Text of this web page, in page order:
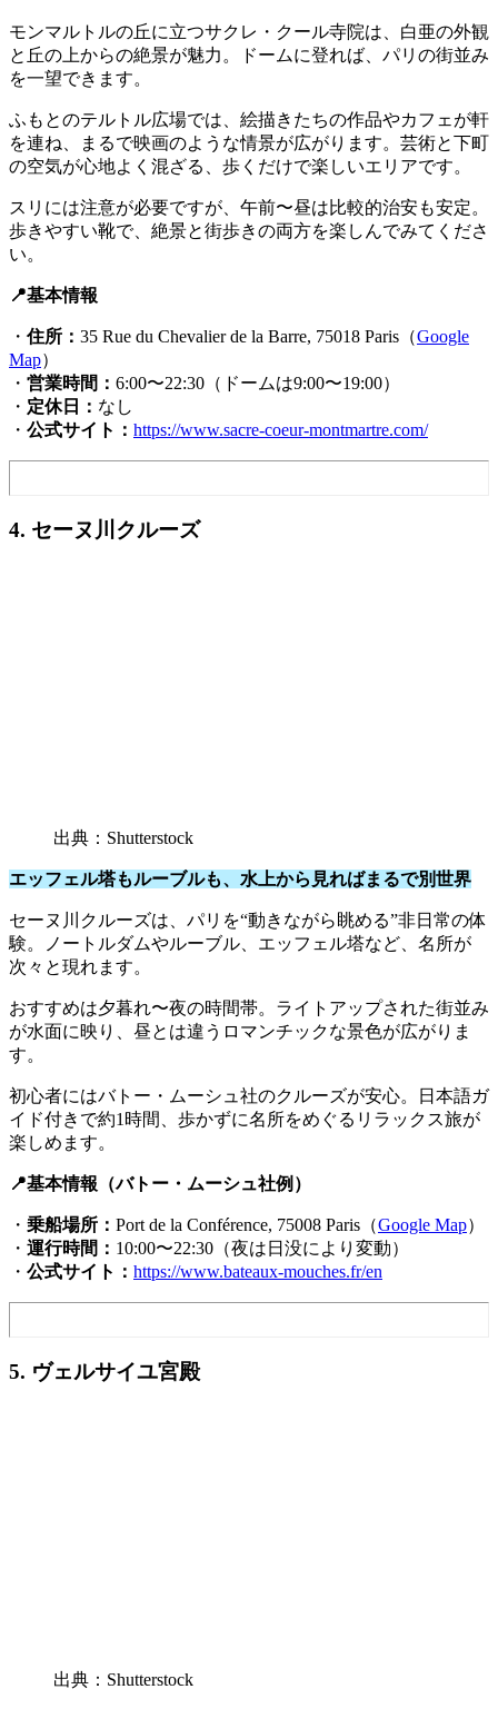
モンマルトルの丘に立つサクレ・クール寺院は、白亜の外観
と丘の上からの絶景が魅力。ドームに登れば、パリの街並み
を一望できます。
ふもとのテルトル広場では、絵描きたちの作品やカフェが軒
を連ね、まるで映画のような情景が広がります。芸術と下町
の空気が心地よく混ざる、歩くだけで楽しいエリアです。
スリには注意が必要ですが、午前〜昼は比較的治安も安定。
歩きやすい靴で、絶景と街歩きの両方を楽しんでみてくださ
い。
📍基本情報
・ 住所： 35 Rue du Chevalier de la Barre, 75018 Paris（Google
Map）
・ 営業時間： 6:00〜22:30（ドームは9:00〜19:00）
・ 定休日： なし
・ 公式サイト： https://www.sacre-coeur-montmartre.com/
4. セーヌ川クルーズ
出典：Shutterstock
エッフェル塔もルーブルも、水上から見ればまるで別世界
セーヌ川クルーズは、パリを“動きながら眺める”非日常の体
験。ノートルダムやルーブル、エッフェル塔など、名所が
次々と現れます。
おすすめは夕暮れ〜夜の時間帯。ライトアップされた街並み
が水面に映り、昼とは違うロマンチックな景色が広がりま
す。
初心者にはバトー・ムーシュ社のクルーズが安心。日本語ガ
イド付きで約1時間、歩かずに名所をめぐるリラックス旅が
楽しめます。
📍基本情報（バトー・ムーシュ社例）
・ 乗船場所： Port de la Conférence, 75008 Paris（Google Map）
・ 運行時間： 10:00〜22:30（夜は日没により変動）
・ 公式サイト： https://www.bateaux-mouches.fr/en
5. ヴェルサイユ宮殿
出典：Shutterstock